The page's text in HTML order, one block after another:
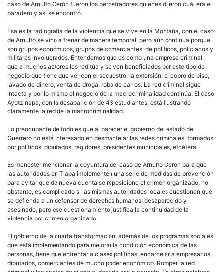
caso de Arnulfo Cerón fueron los perpetradores quienes dijeron cuál era el
paradero y así se encontró.
Esa es la radiografía de la violencia que se vive en la Montaña, con el caso
de Arnulfo se vino a frenar de manera temporal, pero aún continua porque
son grupos económicos, grupos de comerciantes, de políticos, policiacos y
militares involucrados. Entendemos que es como una empresa criminal,
que a muchos actores les reditúa y se ven beneficiados por este tipo de
negocio que tiene que ver con el secuestro, la extorsión, el cobro de piso,
lavado de dinero, venta de droga, robo de carros. La red criminal sigue
intacta y por lo mismo el negocio de la macrocriminalidad continúa. El caso
Ayotzinapa, con la desaparición de 43 estudiantes, está ilustrando
claramente la red de la macrocriminalidad.
Lo preocupante de todo es que al parecer el gobierno del estado de
Guerrero no está interesado en desmantelar las redes criminales, formados
por políticos, diputados, regidores, presidentes municipales, etcétera.
Es menester mencionar la coyuntura del caso de Arnulfo Cerón para que
las autoridades en Tlapa implementen una serie de medidas de prevención
para evitar que de nueva cuenta se reposicione el crimen organizado, no
obstante, es complicado si las mismas autoridades locales cuestionan que
se defienda a un defensor de derechos humanos, desaparecido y
asesinado, pero ese cuestionamiento justifica la continuidad de la
violencia por crimen organizado.
El gobierno de la cuarta transformación, además de los programas sociales
que está implementando para mejorar la condición económica de las
personas, tiene que enfrentar a clases políticas, encarcelar a empresarios,
diputados, comerciantes de mucho poder económico. Romper la red